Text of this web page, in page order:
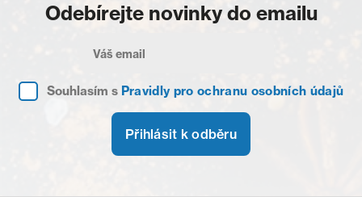
Odebírejte novinky do emailu
Souhlasím s Pravidly pro ochranu osobních údajů
Přihlásit k odběru